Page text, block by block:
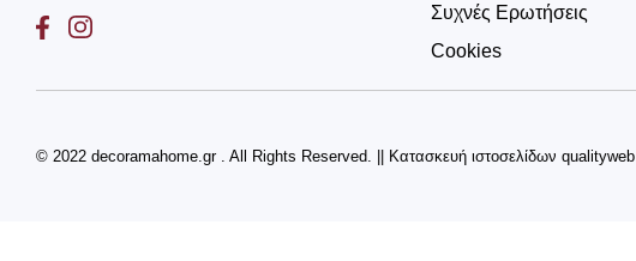
FacebookInstagram
Συχνές Ερωτήσεις
Cookies
© 2022 decoramahome.gr . All Rights Reserved. Κατασκευή ιστοσελίδων qualityweb